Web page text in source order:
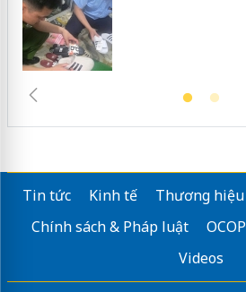
Tin tức Kinh tế Thương hiệu
Chính sách & Pháp luật
OCOP
Videos